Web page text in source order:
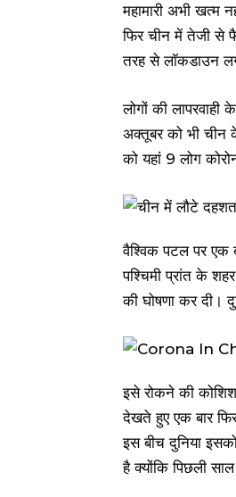
महामारी अभी खत्म
फिर चीन में तेजी से
तरह से लॉकडाउन
लोगों की
अक्तूबर को भी चीन
को यहां 9 लोग
वैश्विक पटल पर एक
पश्चिमी प्रांत के
की घोषणा कर दी।
इसे रोकने की
देखते हुए एक बार
इस बीच दुनिया
है क्योंकि पिछली